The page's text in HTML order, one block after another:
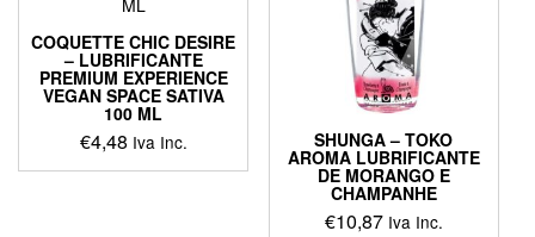
COQUETTE CHIC DESIRE
– LUBRIFICANTE
PREMIUM EXPERIENCE
VEGAN SPACE SATIVA
100 ML
€4,48 Iva Inc. SHUNGA – TOKO
AROMA LUBRIFICANTE
DE MORANGO E
CHAMPANHE
€10,87 Iva Inc.